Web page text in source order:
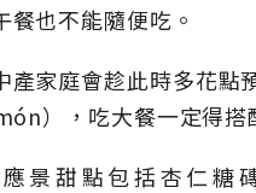
餐也不能隨便吃。
產家庭會趁此時多花點
），吃大餐一定得搭
景甜點包括杏仁糖